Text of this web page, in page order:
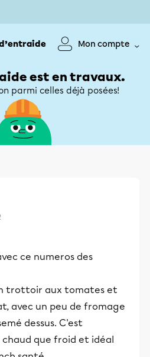
Mon compte
est en travaux.
parmi celles déjà posées!
ce numeros des
trottoir aux tomates et
avec un peu de fromage
dessus. C'est
chaud que froid et idéal